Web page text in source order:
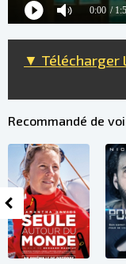
0:00 /
▼ Télécharger
Recommandé de